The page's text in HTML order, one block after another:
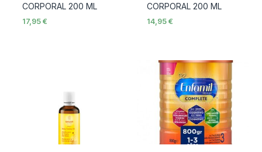
CORPORAL 200 ML
17,95€
CORPORAL 200 ML
14,95 €